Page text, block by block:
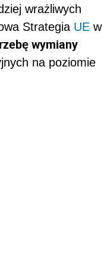
wrażliwych
Strategia UE w
wymiany
na poziomie